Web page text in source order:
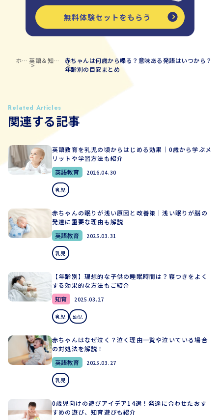
ホー 英語＆知育
ブログ
赤ちゃんは何歳から喋る？意味ある発語はいつから？
年齢別の目安まとめ
関連する記事
Related Articles
英語教育を乳児の頃からはじめる効果｜0歳から学ぶメ
リットや学習方法も紹介
英語教育
2026.04.30
乳児
赤ちゃんの眠りが浅い原因と改善策｜浅い眠りが脳の
発達に重要な理由も解説
英語教育
2025.03.31
乳児
【年齢別】理想的な子供の睡眠時間は？寝つきをよく
する効果的な方法もご紹介
知育
2025.03.27
乳児 幼児
赤ちゃんはなぜ泣く？泣く理由一覧や泣いている場合
の対処法を解説！
英語教育
2025.03.27
乳児
0歳児向けの遊びアイデア14選！発達に合わせたおす
すめの遊び、知育遊びも紹介